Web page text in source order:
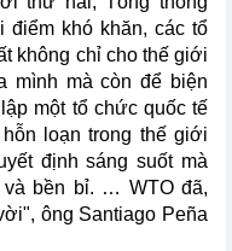
điểm khó khăn, các tổ
không chỉ cho thế giới
mình mà còn để biện
một tổ chức quốc tế
loạn trong thế giới
định sáng suốt mà
và bền bỉ. … WTO đã,
ông Santiago Peña